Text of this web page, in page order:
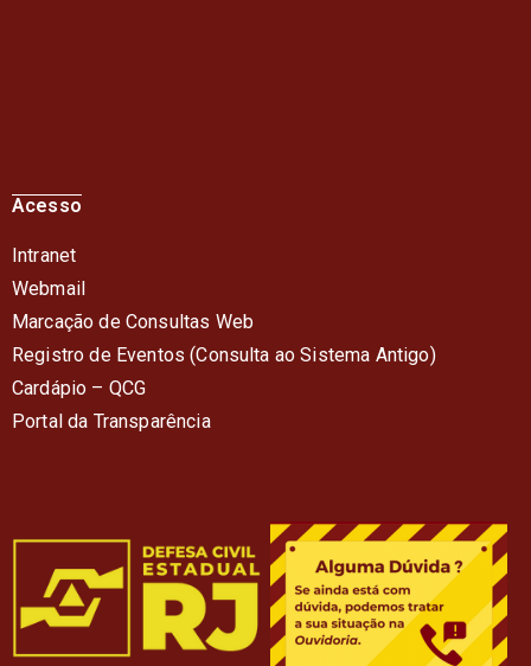
Acesso
Intranet
Webmail
Marcação de Consultas Web
Registro de Eventos (Consulta ao Sistema Antigo)
Cardápio – QCG
Portal da Transparência